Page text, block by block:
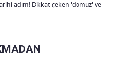
adım! Dikkat çeken 'domuz' ve